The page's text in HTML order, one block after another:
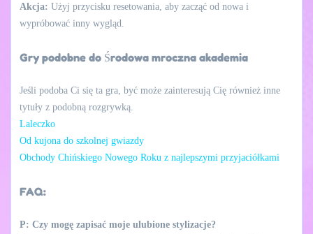
Akcja: Użyj przycisku resetowania, aby zacząć od nowa i
wypróbować inny wygląd.
Gry podobne do Środowa mroczna akademia
Jeśli podoba Ci się ta gra, być może zainteresują Cię również inne
tytuły z podobną rozgrywką.
Laleczko
Od kujona do szkolnej gwiazdy
Obchody Chińskiego Nowego Roku z najlepszymi przyjaciółkami
FAQ:
P: Czy mogę zapisać moje ulubione stylizacje?